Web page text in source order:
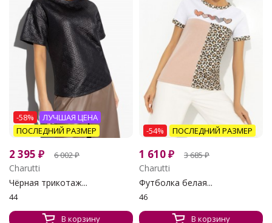
-58%
ЛУЧШАЯ ЦЕНА
ПОСЛЕДНИЙ РАЗМЕР
2 395 ₽ 6 002₽
Charutti
Чёрная трикотаж...
44
В корзину
-54% ПОСЛЕДНИЙ РАЗМЕР
1 610₽ 3 685₽
Charutti
Футболка белая...
46
В корзину